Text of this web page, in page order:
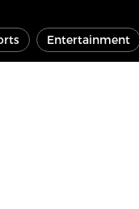
Entertainment